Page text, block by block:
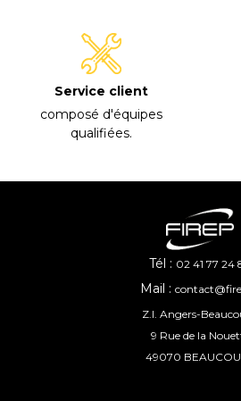
Service client
composé d'équipes
qualifiées.
Tél : 02 41 77 24
Mail :
Z.I. Angers-
9 Rue de la
49070